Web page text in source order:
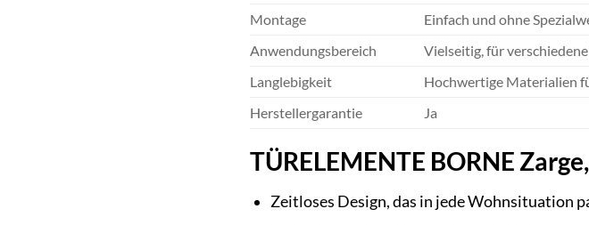
Montage
Einfach und ohne
Anwendungsbereich
Vielseitig, für
Langlebigkeit
Hochwertige Materialien
Herstellergarantie
Ja
TÜRELEMENTE BORNE
Zeitloses Design, das in jede Wohnsituation